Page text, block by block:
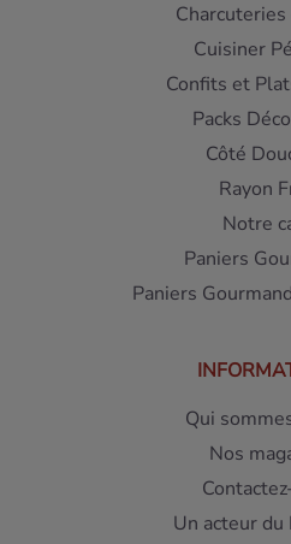
Cuisiner
Confits et
Packs
Côté
Rayon
Notre
Paniers
Paniers
Qui
Nos
Un acteur du